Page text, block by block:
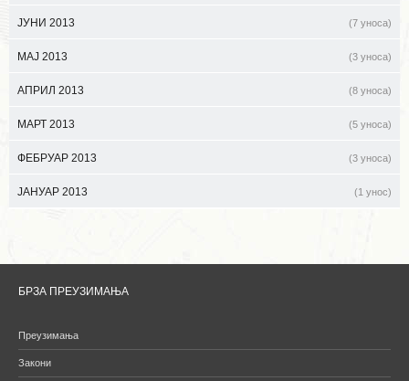
ЈУНИ 2013 (7 уноса)
МАЈ 2013 (3 уноса)
АПРИЛ 2013 (8 уноса)
МАРТ 2013 (5 уноса)
ФЕБРУАР 2013 (3 уноса)
ЈАНУАР 2013 (1 унос)
БРЗА ПРЕУЗИМАЊА
Преузимања
Закони